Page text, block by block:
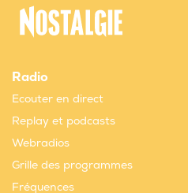
Radio
Ecouter en direct
Replay et podcasts
Webradios
Grille des programmes
Fréquences